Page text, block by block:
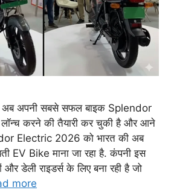
अपनी सबसे सफल बाइक Splendor
करने की तैयारी कर चुकी है और आने
Electric 2026 को भारत की अब
EV Bike माना जा रहा है. कंपनी इस
और डेली राइडर्स के लिए बना रही है जो
more